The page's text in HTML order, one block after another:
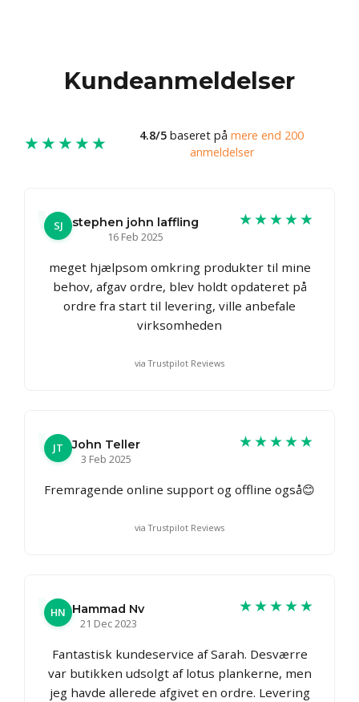
Kundeanmeldelser
★★★★★ 4.8/5 baseret på mere end 200
anmeldelser
SJ
stephen john laffling
16 Feb 2025
★★★★★
meget hjælpsom omkring produkter til mine
behov, afgav ordre, blev holdt opdateret på
ordre fra start til levering, ville anbefale
virksomheden
via Trustpilot Reviews
JT
John Teller
3 Feb 2025
★★★★★
Fremragende online support og offline også😊
via Trustpilot Reviews
HN Hammad Nv
21 Dec 2023
★★★★★
Fantastisk kundeservice af Sarah. Desværre
var butikken udsolgt af lotus plankerne, men
jeg havde allerede afgivet en ordre. Levering